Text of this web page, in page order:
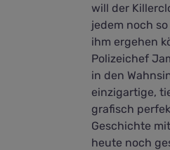
will der
jedem noch
ihm ergehen
Polizeichef
in den
einzigartige,
grafisch
Geschichte
heute noch